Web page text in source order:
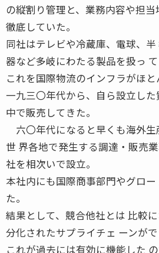
の縦割り管理と、業務内容や担
徹底していた。
同社はテレビや冷蔵庫、電球、
器など多岐にわたる製品を扱っ て
これを国際物流のインフラがほ
一九三〇年代から、自ら設立し
中で販売してきた。
六〇年代になると早くも海外生
世 界各地で発生する調達・販売
社を相次いで設立。
本社内にも国際商事部門やグロ
た。
結果として、競合他社とは 比較
分化されたサプライチェ ーンがで
これが過去には有効に機能した